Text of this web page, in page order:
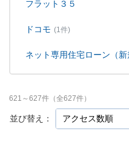
フラット３５
ドコモ (1件)
ネット専用住宅ローン（新
並び替え：
621 ～627件（全627件）